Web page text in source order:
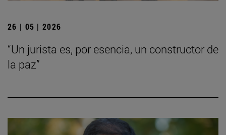
26 | 05 | 2026
“Un jurista es, por esencia, un constructor de
la paz”